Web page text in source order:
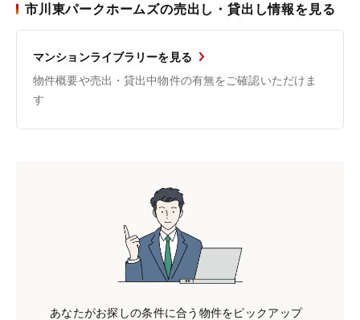
市川東パークホームズの売出し・貸出し情報を見る
マンションライブラリーを見る
物件概要や売出・貸出中物件の有無をご確認いただけま
す
あなたがお探しの条件に合う物件をピックアップ